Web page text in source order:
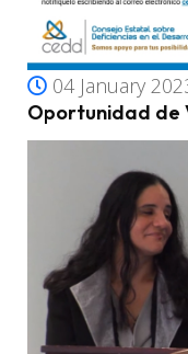
04 January
Oportunidad de